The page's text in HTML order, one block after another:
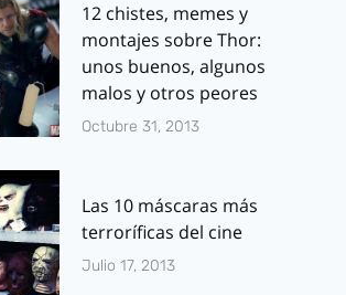
12 chistes, memes y
montajes sobre Thor:
unos buenos, algunos
malos y otros peores
Octubre 31, 2013
Las 10 máscaras más
terroríficas del cine
Julio 17, 2013